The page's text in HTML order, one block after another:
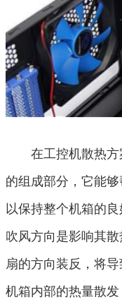
在工控机散热方
的组成部分，它能
以保持整个机箱的
吹风方向是影响其
扇的方向装反，将
机箱内部的热量散发